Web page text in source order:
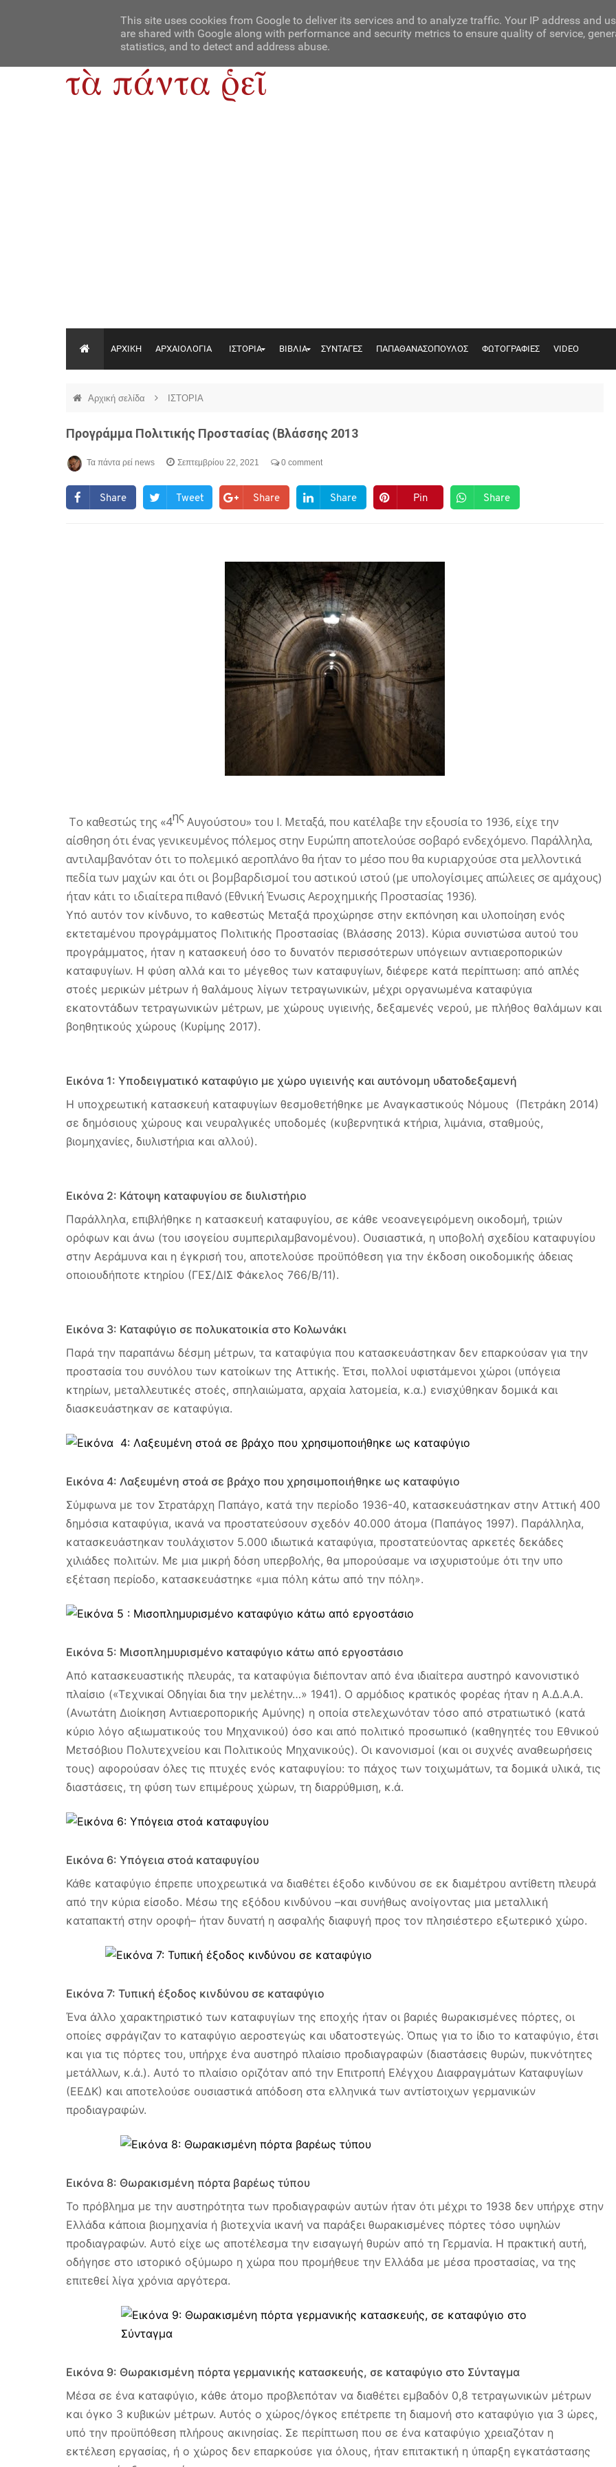
Contact Us About Us
ΑΡΧΙΚΗ ΑΡΧΑΙΟΛΟΓΙΑ ΙΣΤΟΡΙΑ ΒΙΒΛΙΑ ΣΥΝΤΑΓΕΣ ΠΑΠΑΘΑΝΑΣΟΠΟΥΛΟΣ ΦΩΤΟΓΡΑΦΙΕΣ VIDEO
Αρχική σελίδα ΙΣΤΟΡΙΑ
Προγράμμα Πολιτικής Προστασίας (Βλάσσης 2013
Τα πάντα ρεί news Σεπτεμβρίου 22, 2021 0 comment
Share Tweet Share Share Pin Share
Το καθεστώς της «4ης Αυγούστου» του Ι. Μεταξά, που κατέλαβε την εξουσία το 1936, είχε την
αίσθηση ότι ένας γενικευμένος πόλεμος στην Ευρώπη αποτελούσε σοβαρό ενδεχόμενο. Παράλληλα,
αντιλαμβανόταν ότι το πολεμικό αεροπλάνο θα ήταν το μέσο που θα κυριαρχούσε στα μελλοντικά
πεδία των μαχών και ότι οι βομβαρδισμοί του αστικού ιστού (με υπολογίσιμες απώλειες σε αμάχους)
ήταν κάτι το ιδιαίτερα πιθανό (Εθνική Ένωσις Αεροχημικής Προστασίας 1936).
Υπό αυτόν τον κίνδυνο, το καθεστώς Μεταξά προχώρησε στην εκπόνηση και υλοποίηση ενός
εκτεταμένου προγράμματος Πολιτικής Προστασίας (Βλάσσης 2013). Κύρια συνιστώσα αυτού του
προγράμματος, ήταν η κατασκευή όσο το δυνατόν περισσότερων υπόγειων αντιαεροπορικών
καταφυγίων. Η φύση αλλά και το μέγεθος των καταφυγίων, διέφερε κατά περίπτωση: από απλές
στοές μερικών μέτρων ή θαλάμους λίγων τετραγωνικών, μέχρι οργανωμένα καταφύγια
εκατοντάδων τετραγωνικών μέτρων, με χώρους υγιεινής, δεξαμενές νερού, με πλήθος θαλάμων και
βοηθητικούς χώρους (Κυρίμης 2017).
Εικόνα 1: Υποδειγματικό καταφύγιο με χώρο υγιεινής και αυτόνομη υδατοδεξαμενή
Η υποχρεωτική κατασκευή καταφυγίων θεσμοθετήθηκε με Αναγκαστικούς Νόμους (Πετράκη 2014)
σε δημόσιους χώρους και νευραλγικές υποδομές (κυβερνητικά κτήρια, λιμάνια, σταθμούς,
βιομηχανίες, διυλιστήρια και αλλού).
Εικόνα 2: Κάτοψη καταφυγίου σε διυλιστήριο
Παράλληλα, επιβλήθηκε η κατασκευή καταφυγίου, σε κάθε νεοανεγειρόμενη οικοδομή, τριών
ορόφων και άνω (του ισογείου συμπεριλαμβανομένου). Ουσιαστικά, η υποβολή σχεδίου καταφυγίου
στην Αεράμυνα και η έγκρισή του, αποτελούσε προϋπόθεση για την έκδοση οικοδομικής άδειας
οποιουδήποτε κτηρίου (ΓΕΣ/ΔΙΣ Φάκελος 766/Β/11).
Εικόνα 3: Καταφύγιο σε πολυκατοικία στο Κολωνάκι
Παρά την παραπάνω δέσμη μέτρων, τα καταφύγια που κατασκευάστηκαν δεν επαρκούσαν για την
προστασία του συνόλου των κατοίκων της Αττικής. Έτσι, πολλοί υφιστάμενοι χώροι (υπόγεια
κτηρίων, μεταλλευτικές στοές, σπηλαιώματα, αρχαία λατομεία, κ.α.) ενισχύθηκαν δομικά και
διασκευάστηκαν σε καταφύγια.
Εικόνα 4: Λαξευμένη στοά σε βράχο που χρησιμοποιήθηκε ως καταφύγιο
Σύμφωνα με τον Στρατάρχη Παπάγο, κατά την περίοδο 1936-40, κατασκευάστηκαν στην Αττική 400
δημόσια καταφύγια, ικανά να προστατεύσουν σχεδόν 40.000 άτομα (Παπάγος 1997). Παράλληλα,
κατασκευάστηκαν τουλάχιστον 5.000 ιδιωτικά καταφύγια, προστατεύοντας αρκετές δεκάδες
χιλιάδες πολιτών. Με μια μικρή δόση υπερβολής, θα μπορούσαμε να ισχυριστούμε ότι την υπο
εξέταση περίοδο, κατασκευάστηκε «μια πόλη κάτω από την πόλη».
Εικόνα 5: Μισοπλημυρισμένο καταφύγιο κάτω από εργοστάσιο
Από κατασκευαστικής πλευράς, τα καταφύγια διέπονταν από ένα ιδιαίτερα αυστηρό κανονιστικό
πλαίσιο («Τεχνικαί Οδηγίαι δια την μελέτην…» 1941). Ο αρμόδιος κρατικός φορέας ήταν η Α.Δ.Α.Α.
(Ανωτάτη Διοίκηση Αντιαεροπορικής Αμύνης) η οποία στελεχωνόταν τόσο από στρατιωτικό (κατά
κύριο λόγο αξιωματικούς του Μηχανικού) όσο και από πολιτικό προσωπικό (καθηγητές του Εθνικού
Μετσόβιου Πολυτεχνείου και Πολιτικούς Μηχανικούς). Οι κανονισμοί (και οι συχνές αναθεωρήσεις
τους) αφορούσαν όλες τις πτυχές ενός καταφυγίου: το πάχος των τοιχωμάτων, τα δομικά υλικά, τις
διαστάσεις, τη φύση των επιμέρους χώρων, τη διαρρύθμιση, κ.ά.
Εικόνα 6: Υπόγεια στοά καταφυγίου
Κάθε καταφύγιο έπρεπε υποχρεωτικά να διαθέτει έξοδο κινδύνου σε εκ διαμέτρου αντίθετη πλευρά
από την κύρια είσοδο. Μέσω της εξόδου κινδύνου –και συνήθως ανοίγοντας μια μεταλλική
καταπακτή στην οροφή– ήταν δυνατή η ασφαλής διαφυγή προς τον πλησιέστερο εξωτερικό χώρο.
Εικόνα 7: Τυπική έξοδος κινδύνου σε καταφύγιο
Ένα άλλο χαρακτηριστικό των καταφυγίων της εποχής ήταν οι βαριές θωρακισμένες πόρτες, οι
οποίες σφράγιζαν το καταφύγιο αεροστεγώς και υδατοστεγώς. Όπως για το ίδιο το καταφύγιο, έτσι
και για τις πόρτες του, υπήρχε ένα αυστηρό πλαίσιο προδιαγραφών (διαστάσεις θυρών, πυκνότητες
μετάλλων, κ.ά.). Αυτό το πλαίσιο οριζόταν από την Επιτροπή Ελέγχου Διαφραγμάτων Καταφυγίων
(ΕΕΔΚ) και αποτελούσε ουσιαστικά απόδοση στα ελληνικά των αντίστοιχων γερμανικών
προδιαγραφών.
Εικόνα 8: Θωρακισμένη πόρτα βαρέως τύπου
To πρόβλημα με την αυστηρότητα των προδιαγραφών αυτών ήταν ότι μέχρι το 1938 δεν υπήρχε στην
Ελλάδα κάποια βιομηχανία ή βιοτεχνία ικανή να παράξει θωρακισμένες πόρτες τόσο υψηλών
προδιαγραφών. Αυτό είχε ως αποτέλεσμα την εισαγωγή θυρών από τη Γερμανία. Η πρακτική αυτή,
οδήγησε στο ιστορικό οξύμωρο η χώρα που προμήθευε την Ελλάδα με μέσα προστασίας, να της
επιτεθεί λίγα χρόνια αργότερα.
Εικόνα 9: Θωρακισμένη πόρτα γερμανικής κατασκευής, σε καταφύγιο στο Σύνταγμα
Μέσα σε ένα καταφύγιο, κάθε άτομο προβλεπόταν να διαθέτει εμβαδόν 0,8 τετραγωνικών μέτρων
και όγκο 3 κυβικών μέτρων. Αυτός ο χώρος/όγκος επέτρεπε τη διαμονή στο καταφύγιο για 3 ώρες,
υπό την προϋπόθεση πλήρους ακινησίας. Σε περίπτωση που σε ένα καταφύγιο χρειαζόταν η
εκτέλεση εργασίας, ή ο χώρος δεν επαρκούσε για όλους, ήταν επιτακτική η ύπαρξη εγκατάστασης
This site uses cookies from Google to deliver its services and to analyze traffic. Your IP address and
are shared with Google along with performance and security metrics to ensure quality of service,
statistics, and to detect and address abuse.